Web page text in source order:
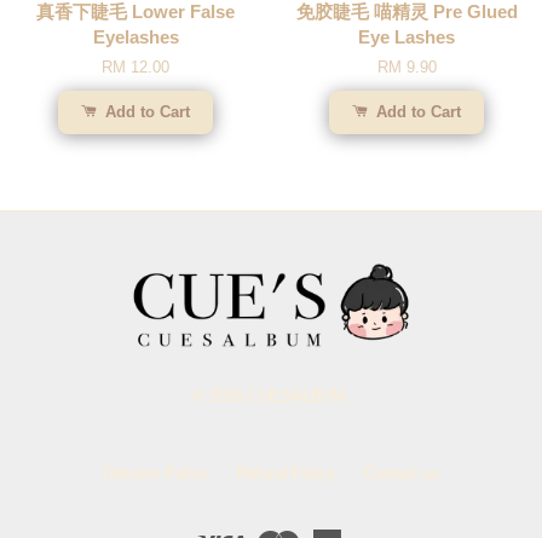
真香下睫毛 Lower False
Eyelashes
RM 12.00
Add to Cart
免胶睫毛 喵精灵 Pre Glued
Eye Lashes
RM 9.90
Add to Cart
© 2026 CUESALBUM.
Delivery Policy Refund Policy Contact us